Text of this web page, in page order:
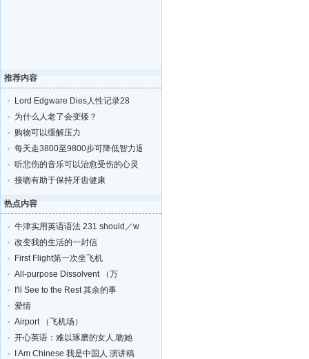
推荐内容
Lord Edgware Dies人性记录28
为什么人老了会变矮？
购物可以缓解压力
每天走3800至9800步可降低智力退化的风险
听悲伤的音乐可以治愈受伤的心灵
接吻有助于保持牙齿健康
热点内容
牛津实用英语语法 231 should／w
改变我的生活的一封信
First Flight第一次坐飞机
All-purpose Dissolvent （万
I'll See to the Rest 其余的事
爱情
Airport （飞机场）
开心英语：难以琢磨的女人,吻她
I Am Chinese 我是中国人 演讲稿